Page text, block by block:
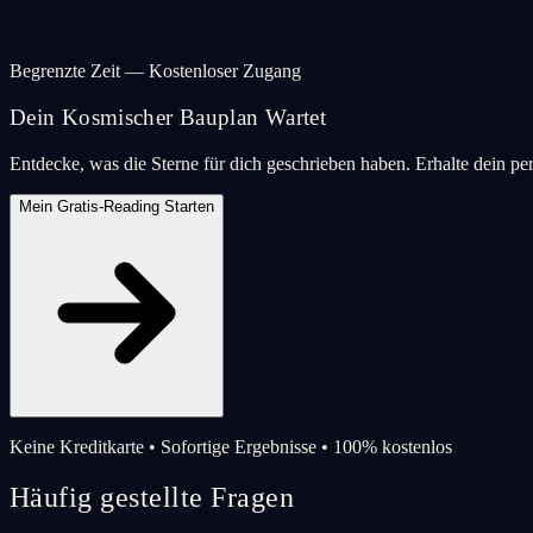
Begrenzte Zeit — Kostenloser Zugang
Dein Kosmischer Bauplan Wartet
Entdecke, was die Sterne für dich geschrieben haben. Erhalte dein
Mein Gratis-Reading Starten
Keine Kreditkarte • Sofortige Ergebnisse • 100% kostenlos
Häufig gestellte Fragen